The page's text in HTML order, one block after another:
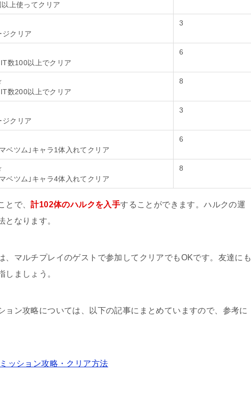
以上使ってクリア
ジクリア
3
数100以上でクリア
6
数200以上でクリア
8
ジクリア
3
ベツム｣キャラ1体入れてクリア
6
ベツム｣キャラ4体入れてクリア
8
とで、計102体のハルクを入手することができます。ハルクの運
となります。
、マルチプレイのゲストで参加してクリアでもOKです。友達にも
しましょう。
ョン攻略については、以下の記事にまとめていますので、参考に
ッション攻略・クリア方法